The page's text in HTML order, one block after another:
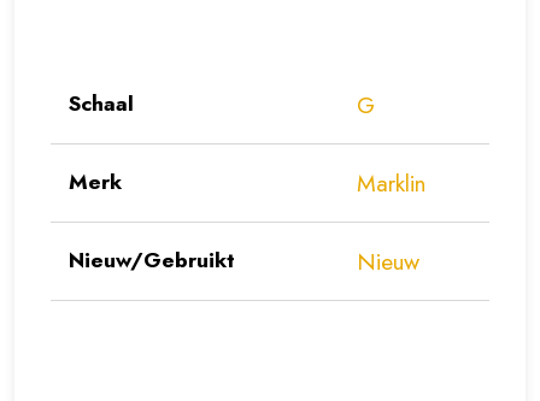
Schaal G
Merk Marklin
Nieuw/Gebruikt Nieuw